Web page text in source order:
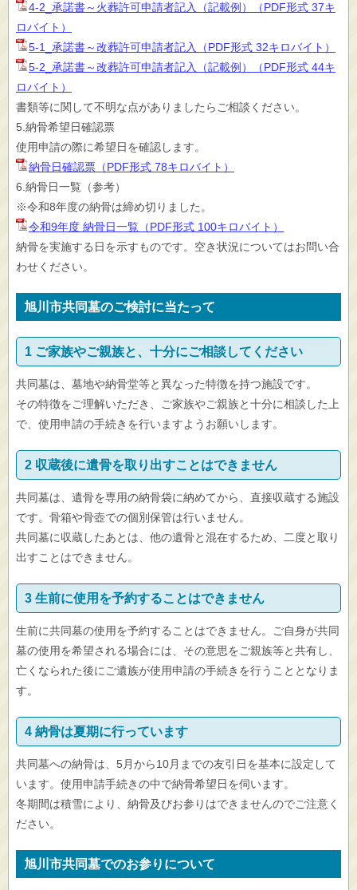
4-2_承諾書～火葬許可申請者記入（記載例）（PDF形式 37キ
ロバイト）
5-1_承諾書～改葬許可申請者記入（PDF形式 32キロバイト）
5-2_承諾書～改葬許可申請者記入（記載例）（PDF形式 44キ
ロバイト）
書類等に関して不明な点がありましたらご相談ください。
5.納骨希望日確認票
使用申請の際に希望日を確認します。
納骨日確認票（PDF形式 78キロバイト）
6.納骨日一覧（参考）
※令和8年度の納骨は締め切りました。
令和9年度 納骨日一覧（PDF形式 100キロバイト）
納骨を実施する日を示すものです。空き状況についてはお問い合
わせください。
旭川市共同墓のご検討に当たって
1 ご家族やご親族と、十分にご相談してください
共同墓は、墓地や納骨堂等と異なった特徴を持つ施設です。
その特徴をご理解いただき、ご家族やご親族と十分に相談した上
で、使用申請の手続きを行いますようお願いします。
2 収蔵後に遺骨を取り出すことはできません
共同墓は、遺骨を専用の納骨袋に納めてから、直接収蔵する施設
です。骨箱や骨壺での個別保管は行いません。
共同墓に収蔵したあとは、他の遺骨と混在するため、二度と取り
出すことはできません。
3 生前に使用を予約することはできません
生前に共同墓の使用を予約することはできません。ご自身が共同
墓の使用を希望される場合には、その意思をご親族等と共有し、
亡くなられた後にご遺族が使用申請の手続きを行うこととなりま
す。
4 納骨は夏期に行っています
共同墓への納骨は、5月から10月までの友引日を基本に設定して
います。使用申請手続きの中で納骨希望日を伺います。
冬期間は積雪により、納骨及びお参りはできませんのでご注意く
ださい。
旭川市共同墓でのお参りについて